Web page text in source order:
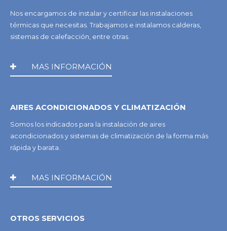
Nos encargamos de instalar y certificar las instalaciones
térmicas que necesitas. Trabajamos e instalamos calderas,
sistemas de calefacción, entre otras.
MAS INFORMACIÓN
AIRES ACONDICIONADOS Y CLIMATIZACIÓN
Somos los indicados para la instalación de aires
acondicionados y sistemas de climatización de la forma más
rápida y barata.
MAS INFORMACIÓN
OTROS SERVICIOS